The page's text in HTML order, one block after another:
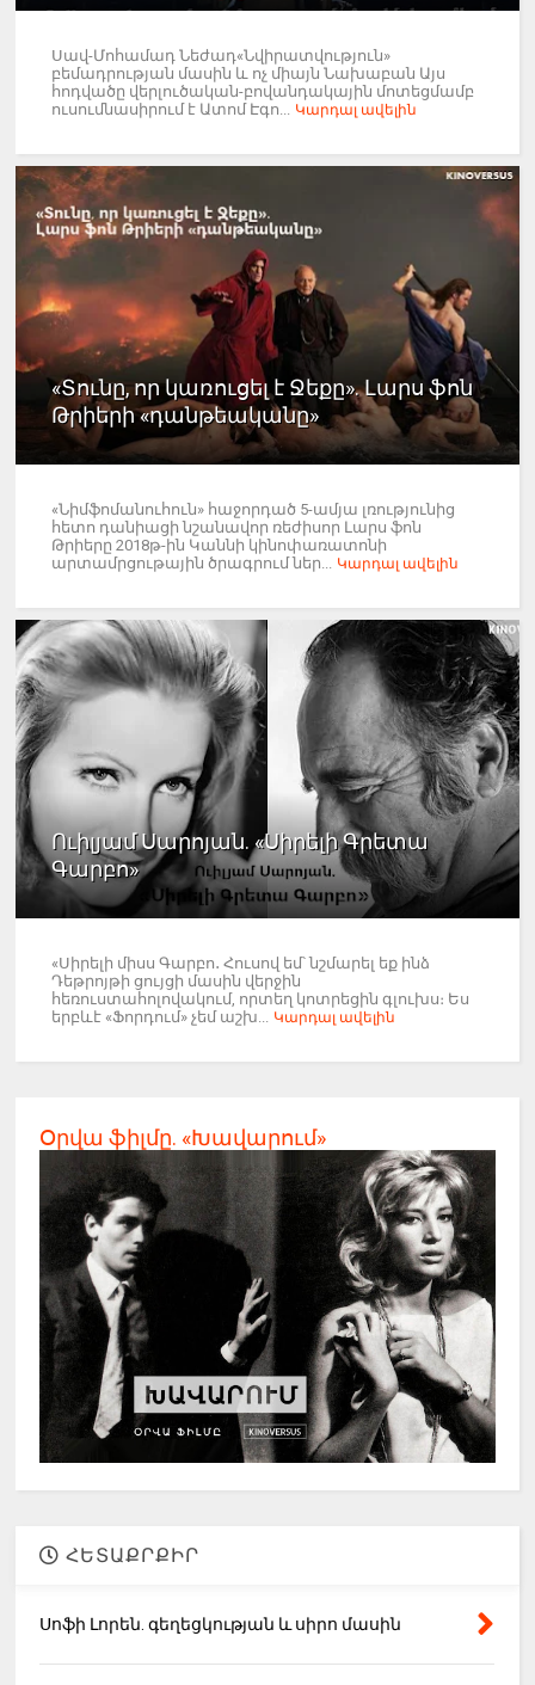
Սավ-Մոհամադ Նեժադ«Նվիրատվություն»
բեմադրության մասին և ոչ միայն Նախաբան Այս
հոդվածը վերլուծական-բովանդակային մոտեցմամբ
ուսումնասիրում է Ատոմ Էգո... Կարդալ ավելին
«Տունը, որ կառուցել է Ջեքը». Լարս ֆոն
Թրիերի «դանթեականը»
«Նիմֆոմանուհուն» հաջորդած 5-ամյա լռությունից
հետո դանիացի նշանավոր ռեժիսոր Լարս ֆոն
Թրիերը 2018թ-ին Կաննի կինոփառատոնի
արտամրցութային ծրագրում ներ... Կարդալ ավելին
Ուիլյամ Սարոյան. «Սիրելի Գրետա
Գարբո»
«Սիրելի միսս Գարբո․ Հուսով եմ՝ նշմարել եք ինձ
Դեթրոյթի ցույցի մասին վերջին
հեռուստահոլովակում, որտեղ կոտրեցին գլուխս։ Ես
երբևէ «Ֆորդում» չեմ աշխ... Կարդալ ավելին
Օրվա ֆիլմը. «Խավարում»
ՀԵՏԱՔՐՔԻՐ
Սոֆի Լորեն. գեղեցկության և սիրո մասին